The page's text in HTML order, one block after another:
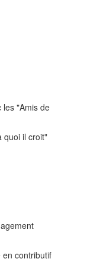
les "Amis de
quoi il croit"
contributif